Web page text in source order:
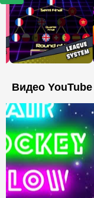
Видео YouTube